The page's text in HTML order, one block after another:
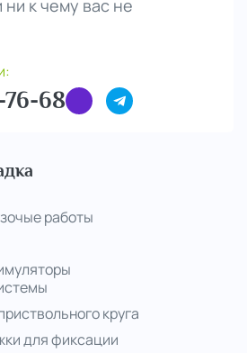
к чему вас не
76-68
работы
круга
для фиксации